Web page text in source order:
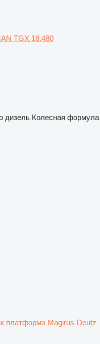
TGX 18.480
дизель Колесная формула
платформа Magirus-Deutz